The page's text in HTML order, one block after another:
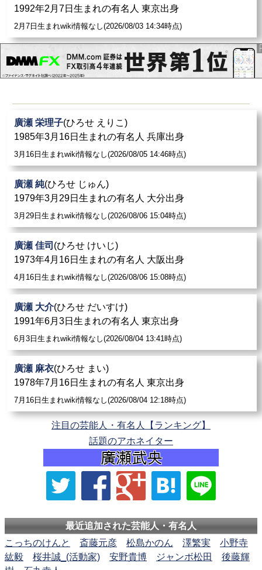
1992年2月7日生まれの有名人 東京出身
2月7日生まれwiki情報なし(2026/08/03 14:34時点)
廣瀬 栄理子(ひろせ えりこ)
1985年3月16日生まれの有名人 兵庫出身
3月16日生まれwiki情報なし(2026/08/05 14:46時点)
廣瀬 純(ひろせ じゅん)
1979年3月29日生まれの有名人 大分出身
3月29日生まれwiki情報なし(2026/08/06 15:04時点)
廣瀬 佳司 (ひろせ けいじ)
1973年4月16日生まれの有名人 大阪出身
4月16日生まれwiki情報なし(2026/08/06 15:08時点)
廣瀬 大介(ひろせ だいすけ)
1991年6月3日生まれの有名人 東京出身
6月3日生まれwiki情報なし(2026/08/04 13:41時点)
廣瀬 麻衣(ひろせ まい)
1978年7月16日生まれの有名人 東京出身
7月16日生まれwiki情報なし(2026/08/04 12:18時点)
注目の芸能人・有名人【ランキング】
話題のアホネイター
最近追加された芸能人・有名人
こっちのけんと
斎藤元彦 松島かのん 澤繁実
小野寺
紘毅
桜井誠_(活動家) 安野貴博 ジャンボ松田
後藤輝